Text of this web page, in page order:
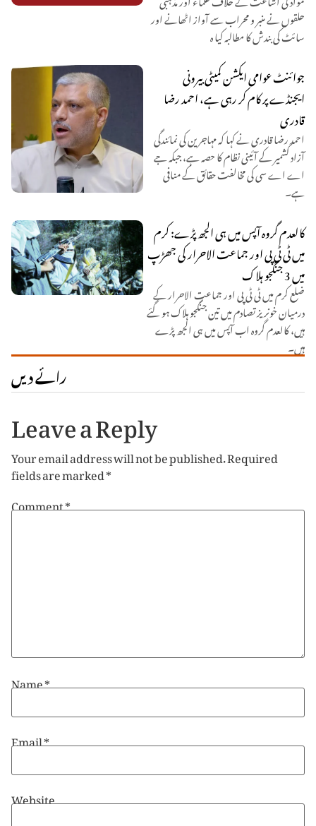
حلقوں نے منبر و محراب سے آواز اٹھانے اور
سائٹ کی بندش کا مطالبہ کیا ہ
جوائنٹ عوامی ایکشن کمیٹی بیرونی
ایجنڈے پر کام کر رہی ہے، احمد رضا
قادری
احمد رضا قادری نے کہا کہ مہاجرین کی نمائندگی
آزاد کشمیر کے آئینی نظام کا حصہ ہے، جبکہ جے
اے اے سی کی مخالفت حقائق کے منافی
ہے۔
کالعدم گروہ آپس میں ہی الجھ پڑے: کرم
میں ٹی ٹی پی اور جماعت الاحرار کی جھڑپ
میں 3 جنگجو ہلاک
ضلع کرم میں ٹی ٹی پی اور جماعت الاحرار کے
درمیان خونریز تصادم میں تین جنگجو ہلاک ہو گئے
ہیں، کالعدم گروہ اب آپس میں ہی الجھ پڑے
ہیں۔
رائے دیں
Leave a Reply
Your email address will not be published.Required
fields are marked*
Comment*
Name*
Email*
Website